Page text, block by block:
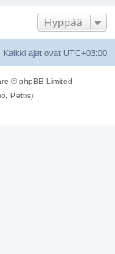
Hyppää
Kaikki ajat ovat UTC+03:00
© phpBB Limited
Pettis)